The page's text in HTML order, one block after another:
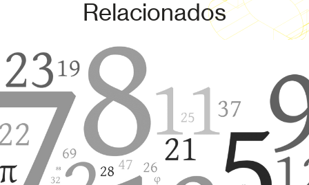
Relacionados